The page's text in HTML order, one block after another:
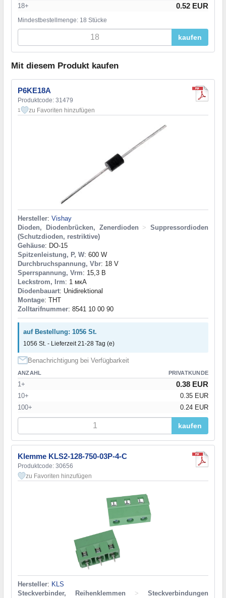
18+ 0.52 EUR
Mindestbestellmenge: 18 Stücke
kaufen
Mit diesem Produkt kaufen
P6KE18A
Produktcode: 31479
1 zu Favoriten hinzufügen
Hersteller: Vishay
Dioden, Diodenbrücken, Zenerdioden > Suppressordioden
(Schutzdioden, restriktive)
Gehäuse: DO-15
Spitzenleistung, P, W: 600 W
Durchbruchspannung, Vbr: 18 V
Sperrspannung, Vrm: 15,3 В
Leckstrom, Irm: 1 мкА
Diodenbauart: Unidirektional
Montage: THT
Zolltarifnummer: 8541 10 00 90
auf Bestellung: 1056 St.
1056 St. - Lieferzeit 21-28 Tag (e)
Benachrichtigung bei Verfügbarkeit
ANZAHL PRIVATKUNDE
1+ 0.38 EUR
10+
0.35 EUR
100+
0.24 EUR
kaufen
Klemme KLS2-128-750-03P-4-C
Produktcode: 30656
zu Favoriten hinzufügen
Hersteller: KLS
Steckverbinder, Reihenklemmen
>
Steckverbindungen